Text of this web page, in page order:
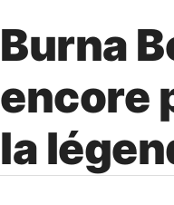
Burna
encore
la